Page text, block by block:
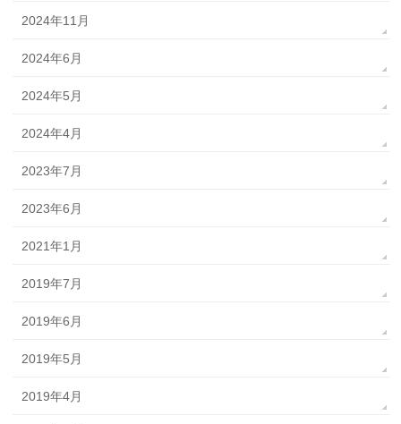
2024年11月
2024年6月
2024年5月
2024年4月
2023年7月
2023年6月
2021年1月
2019年7月
2019年6月
2019年5月
2019年4月